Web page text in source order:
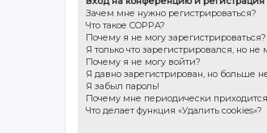
Зачем мне нужно регистрироваться?
Что такое COPPA?
Почему я не могу зарегистрироваться?
Я только что зарегистрировался, но не
Почему я не могу войти?
Я давно зарегистрирован, но больше
Я забыл пароль!
Почему мне периодически
Что делает функция «Удалить cookies»?